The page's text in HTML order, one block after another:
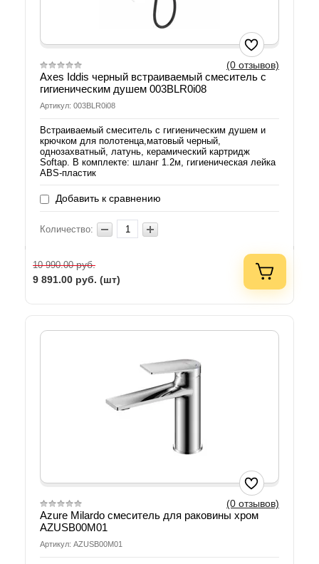
(0 отзывов)
Axes Iddis черный встраиваемый смеситель с
гигиеническим душем 003BLR0i08
Артикул: 003BLR0i08
Встраиваемый смеситель с гигиеническим душем и
крючком для полотенца,матовый черный,
однозахватный, латунь, керамический картридж
Softap. В комплекте: шланг 1.2м, гигиеническая лейка
ABS-пластик
Добавить к сравнению
Количество:
10 990.00руб.
9 891.00 руб. (шт)
(0 отзывов)
Azure Milardo смеситель для раковины хром
AZUSB00M01
Артикул: AZUSB00M01